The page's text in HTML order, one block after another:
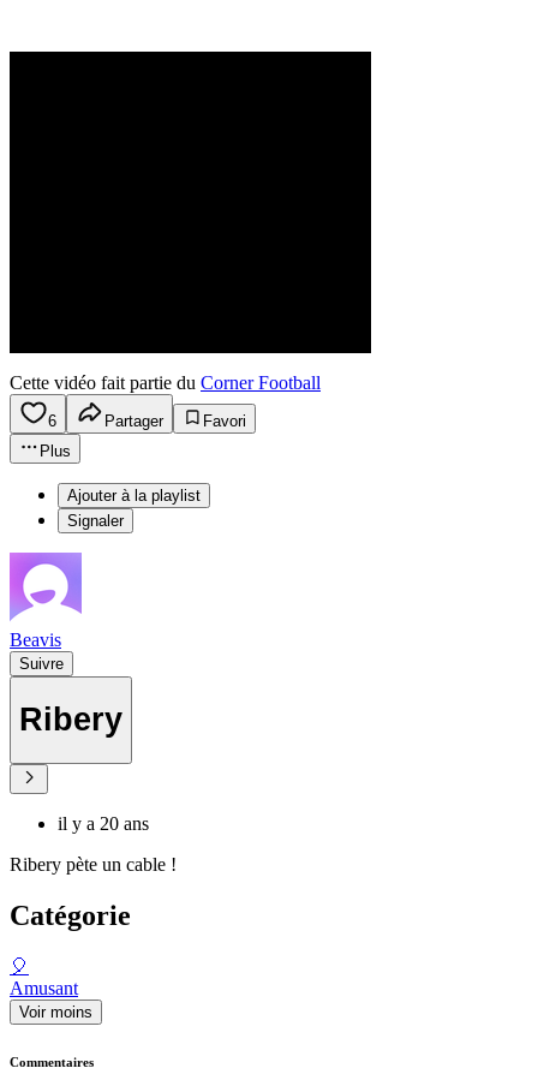
Cette vidéo fait partie du Corner Football
6 Partager
Favori
Plus
Ajouter à la playlist
Signaler
Beavis
Suivre
Ribery
il y a 20 ans
Ribery pète un cable !
Catégorie
🎈
Amusant
Voir moins
Commentaires